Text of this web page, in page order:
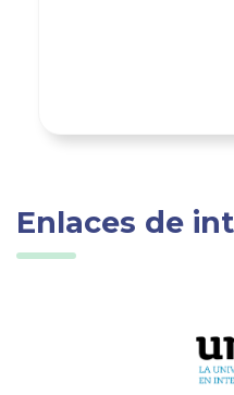
Enlaces de